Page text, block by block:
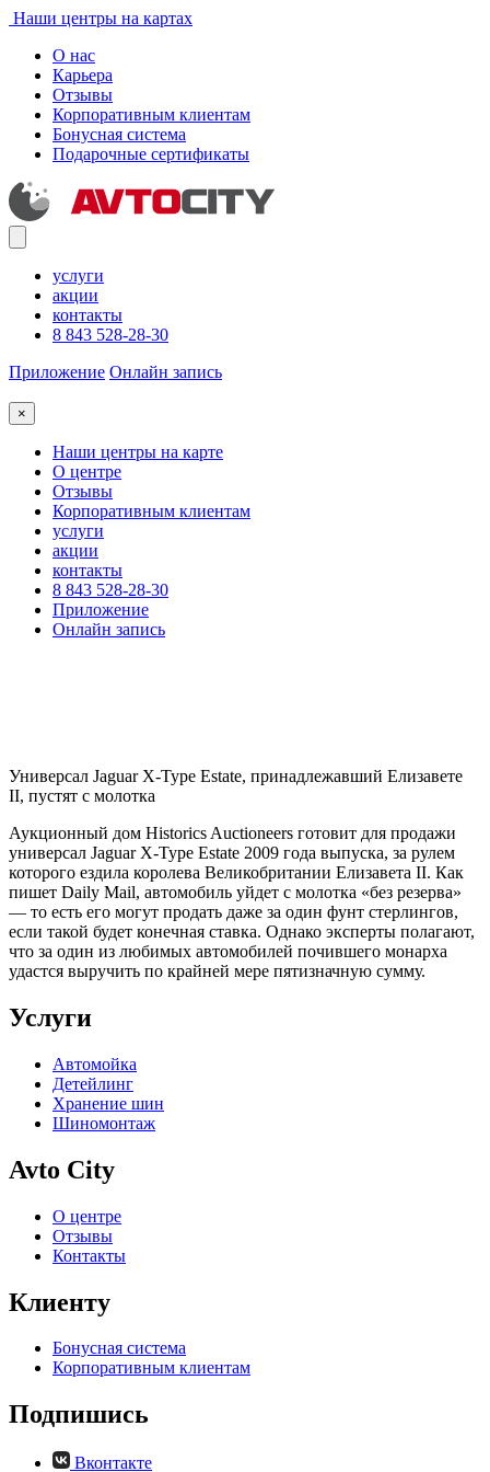
Наши центры на картах
О нас
Карьера
Отзывы
Корпоративным клиентам
Бонусная система
Подарочные сертификаты
услуги
акции
контакты
8 843 528-28-30
Приложение Онлайн запись
×
Наши центры на карте
О центре
Отзывы
Корпоративным клиентам
услуги
акции
контакты
8 843 528-28-30
Приложение
Онлайн запись
Универсал Jaguar X-Type Estate, принадлежавший Елизавете
II, пустят с молотка
Аукционный дом Historics Auctioneers готовит для продажи
универсал Jaguar X-Type Estate 2009 года выпуска, за рулем
которого ездила королева Великобритании Елизавета II. Как
пишет Daily Mail, автомобиль уйдет с молотка «без резерва»
— то есть его могут продать даже за один фунт стерлингов,
если такой будет конечная ставка. Однако эксперты полагают,
что за один из любимых автомобилей почившего монарха
удастся выручить по крайней мере пятизначную сумму.
Услуги
Автомойка
Детейлинг
Хранение шин
Шиномонтаж
Avto City
О центре
Отзывы
Контакты
Клиенту
Бонусная система
Корпоративным клиентам
Подпишись
Вконтакте